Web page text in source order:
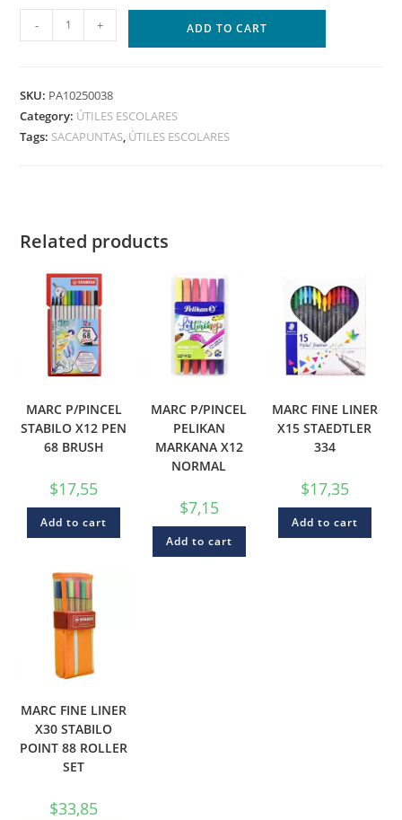
- + ADD TO CART
SKU: PA10250038
Category: ÚTILES ESCOLARES
Tags: SACAPUNTAS, ÚTILES ESCOLARES
Related products
MARC P/PINCEL
STABILO X12 PEN
68 BRUSH
$17,55
Add to cart
MARC P/PINCEL
PELIKAN
MARKANA X12
NORMAL
$7,15
Add to cart
MARC FINE LINER
X15 STAEDTLER
334
$17,35
Add to cart
MARC FINE LINER
X30 STABILO
POINT 88 ROLLER
SET
$33,85